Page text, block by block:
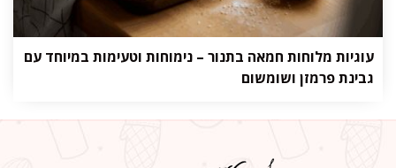
עוגיות מלוחות חמאה בתנור – נימוחות וטעימות במיוחד עם
גבינת פרמזן ושומשום